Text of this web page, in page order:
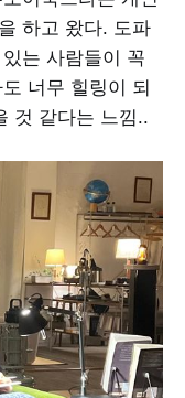
하고 왔다. 도파
는 사람들이 꼭
너무 힐링이 되
것 같다는 느낌..